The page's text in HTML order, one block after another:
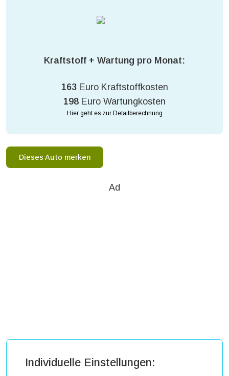
Kraftstoff + Wartung pro Monat:
163 Euro Kraftstoffkosten
198 Euro Wartungkosten
Hier geht es zur Detailberechnung
Dieses Auto merken
Ad
Individuelle Einstellungen: